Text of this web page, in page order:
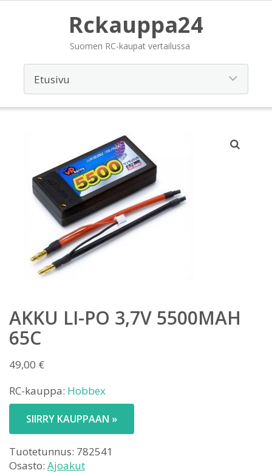
Rckauppa24
Suomen RC-kaupat vertailussa
AKKU LI-PO 3,7V 5500MAH
65C
49,00 €
RC-kauppa: Hobbex
SIIRRY KAUPPAAN »
Tuotetunnus: 782541
Osasto: Ajoakut